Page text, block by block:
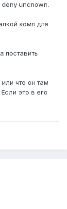
deny uncnown.
комп для
поставить
что он там
это в его